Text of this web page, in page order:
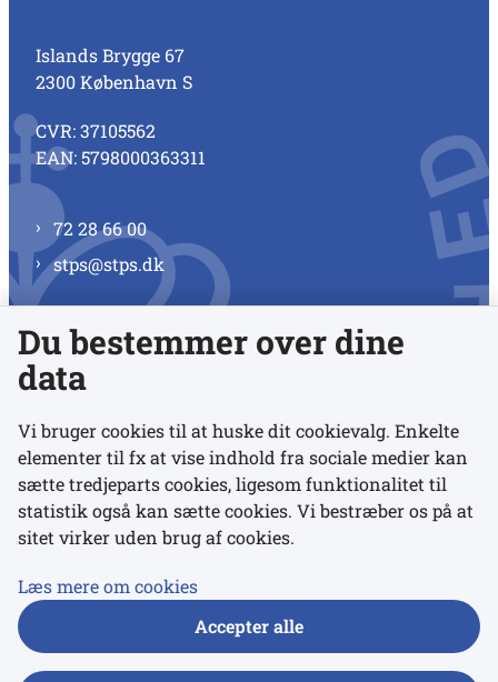
Islands Brygge 67
2300 København S
CVR: 37105562
EAN: 5798000363311
72 28 66 00
stps@stps.dk
Se alle kontaktnumre
Links
Udgivelser
Du bestemmer over dine
data
Vi bruger cookies til at huske dit cookievalg. Enkelte
elementer til fx at vise indhold fra sociale medier kan
sætte tredjeparts cookies, ligesom funktionalitet til
statistik også kan sætte cookies. Vi bestræber os på at
sitet virker uden brug af cookies.
Læs mere om cookies
Accepter alle